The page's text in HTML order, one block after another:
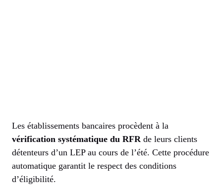
Les établissements bancaires procèdent à la
vérification systématique du RFRde leurs clients
détenteurs d’un LEP au cours de l’été. Cette procédure
automatique garantit le respect des conditions
d’éligibilité.